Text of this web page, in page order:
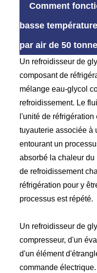
Comment
basse
par air de 50
Un refroidisseur de
composant de
mélange eau-glycol
refroidissement. Le
l'unité de
tuyauterie associée à
entourant un
absorbé la chaleur
de refroidissement
réfrigération pour y
processus est répété.
Un refroidisseur de
compresseur, d'un
d'un élément
commande